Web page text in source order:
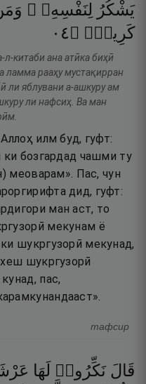
يَشْكُرُ لِنَفْسِهِۦ ۖ
كَرِيمٌۭ ۝٤٠
китаби ана атӣка биҳӣ
ламма рааҳу мустақирран
ли яблувани а-ашкуру ам
ли нафсиҳ. Ва ман
илм буд, гуфт:
ки бозгардад чашми ту
меоварам». Пас, чун
дид, гуфт:
ман аст, то
мекунам ё
шукргузорӣ мекунад,
шукргузорӣ
пас,
тафсир
قَالَ نَكِّرُوا۟ لَهَا